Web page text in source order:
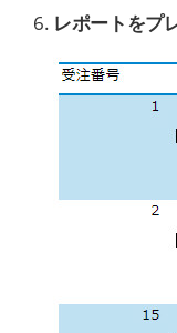
レポートをプ